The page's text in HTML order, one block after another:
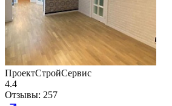
ПроектСтройСервис
4.4
Отзывы: 257